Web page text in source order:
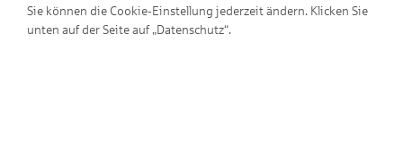
Sie können die Cookie-Einstellung jederzeit ändern. Klicken Sie
unten auf der Seite auf „Datenschutz“.